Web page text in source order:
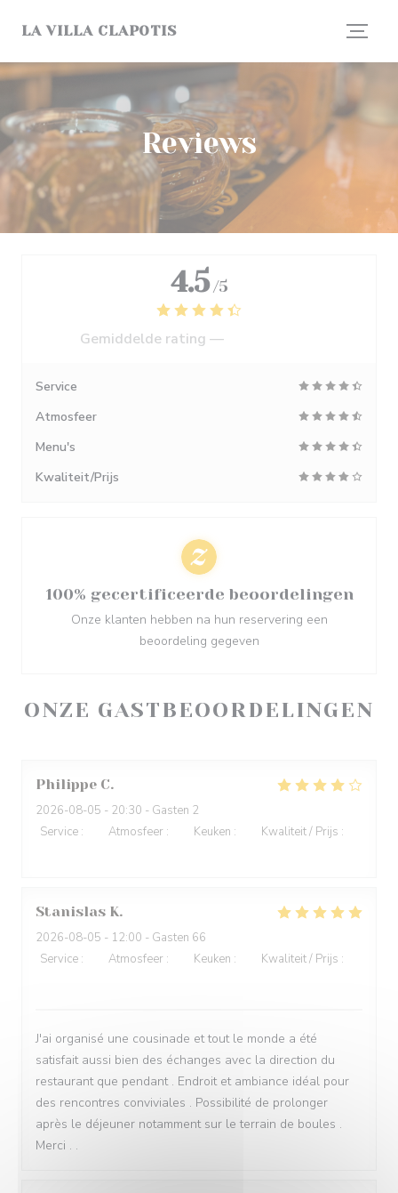
LA VILLA CLAPOTIS
Reviews
ONZE GASTBEOORDELINGEN
Philippe C
2026-08-05 - 20:30 - Gasten 2
Service : Atmosfeer : Keuken : Kwaliteit / Prijs :
Stanislas K
2026-08-05 - 12:00 - Gasten 66
Service : Atmosfeer : Keuken : Kwaliteit / Prijs :
J'ai organisé une cousinade et tout le monde a été
satisfait aussi bien des échanges avec la direction du
restaurant que pendant . Endroit et ambiance idéal pour
des rencontres conviviales . Possibilité de prolonger
après le déjeuner notamment sur le terrain de boules .
Merci . .
4.5 /5
Gemiddelde rating —
Service
Atmosfeer
Menu's
Kwaliteit/Prijs
100% gecertificeerde beoordelingen
Onze klanten hebben na hun reservering een
beoordeling gegeven